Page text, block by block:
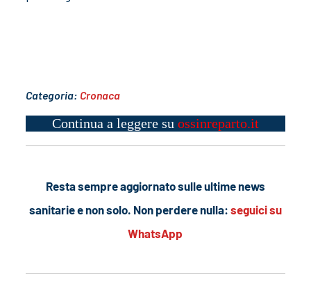
Categoria: Cronaca
Continua a leggere su ossinreparto.it
Resta sempre aggiornato sulle ultime news
sanitarie e non solo. Non perdere nulla: seguici su
WhatsApp